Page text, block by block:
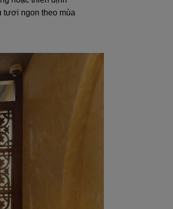
tươi ngon theo mùa